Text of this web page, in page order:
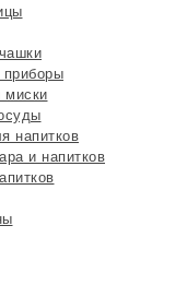
приборы
миски
напитков
и напитков